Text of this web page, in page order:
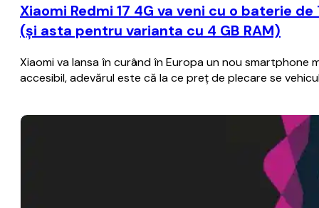
Xiaomi Redmi 17 4G va veni cu o baterie
(şi asta pentru varianta cu 4 GB RAM)
Xiaomi va lansa în curând în Europa un nou smartphone
accesibil, adevărul este că la ce preţ de plecare se